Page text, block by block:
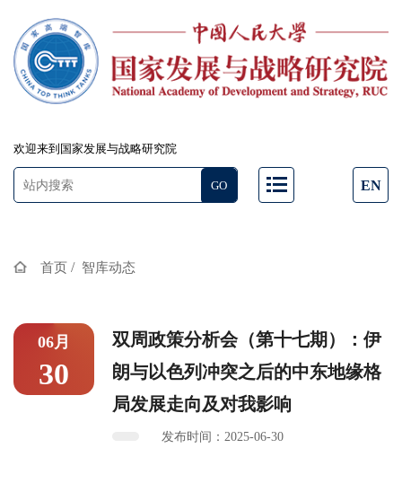
欢迎来到国家发展与战略研究院
EN
首页 / 智库动态
06月
30
双周政策分析会（第十七期）：伊
朗与以色列冲突之后的中东地缘格
局发展走向及对我影响
发布时间：2025-06-30